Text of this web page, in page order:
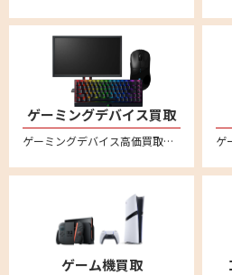
ゲーミングデバイス買取
ゲーミングデバイス高価買取。新品未使用品も中古品も幅広く買取ります。送料・査定料一切無料の宅配査定。ロジクールやレイザー、スティールシリーズ、ベンキュー、ダッキー、エイスース、ゼンエイムといった人気メーカー品のゲーミングマウスやキーボード、モニター、配信用マイク、プロコントローラー、アケコン、イヤホン、マウスパッド、ヘッドセット、プロジェクター、スピーカー等を中心に買取強化中
ゲーム機買取